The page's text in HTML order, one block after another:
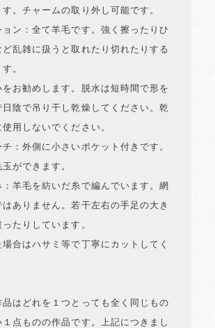
。チャームの取り外し可能です。
ン：全て羊毛です。強く擦ったりひ
ど乱雑に扱うと取れたり切れたりする
。
をお勧めします。脱水は短時間で形を
日陰で吊り干し乾燥してください。乾
用しないでください。
：外側に小さいポケット付きです。
ができます。
羊毛を紡いだ糸で編んでいます。網
ありません。若干左右の手足の大き
たりしています。
合はハサミ等で丁寧にカットしてく
品はどれを１つとっても全く同じもの
１点ものの作品です。上記につきまし